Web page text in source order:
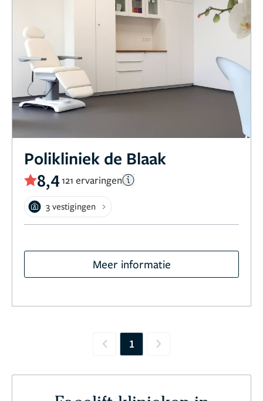
Polikliniek de Blaak
8,4121 ervaringen
3 vestigingen
Meer informatie
Previous
1 Next